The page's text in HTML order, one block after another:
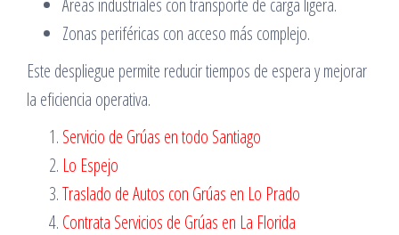
Áreas industriales con transporte de carga ligera.
Zonas periféricas con acceso más complejo.
Este despliegue permite reducir tiempos de espera y mejorar
la eficiencia operativa.
Servicio de Grúas en todo Santiago
Lo Espejo
Traslado de Autos con Grúas en Lo Prado
Contrata Servicios de Grúas en La Florida